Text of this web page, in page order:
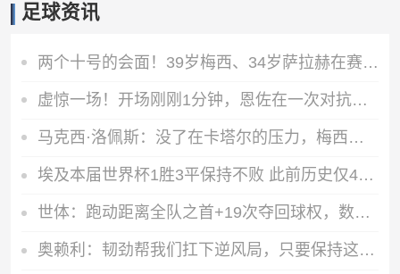
足球资讯
两个十号的会面！39岁梅西、34岁萨拉赫在赛前仪式握手、拥抱
虚惊一场！开场刚刚1分钟，恩佐在一次对抗后捂着膝盖痛苦倒地
马克西·洛佩斯：没了在卡塔尔的压力，梅西正享受比赛且内心快乐
埃及本届世界杯1胜3平保持不败 此前历史仅4支非洲球队能打进八强
世体：跑动距离全队之首+19次夺回球权，数据表明罗德里找回状态
奥赖利：韧劲帮我们扛下逆风局，只要保持这种斗志没人能阻挡我们